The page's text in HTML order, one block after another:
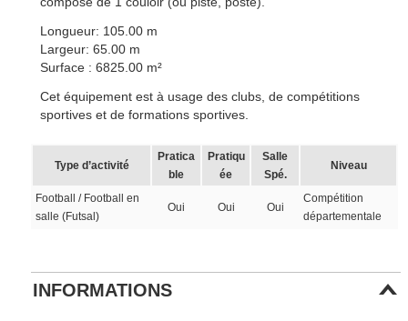
Longueur: 105.00 m
Largeur: 65.00 m
Surface : 6825.00 m²
Cet équipement est à usage des clubs, de compétitions
sportives et de formations sportives.
Type d’activité
Pratica
ble
Pratiqu
ée
Salle
Spé.
Niveau
Football / Football en
salle (Futsal)
Oui Oui Oui
Compétition
départementale
INFORMATIONS